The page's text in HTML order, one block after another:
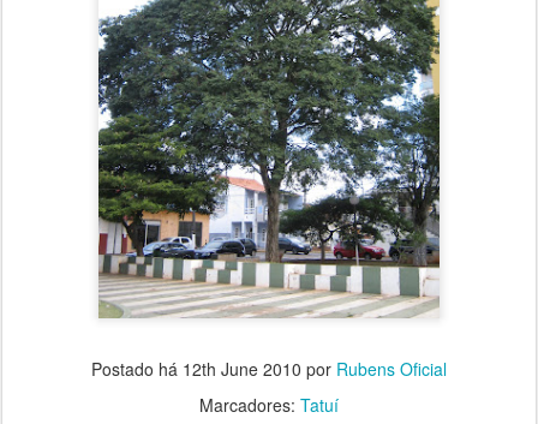
Postado há 12th June 2010 por Rubens Oficial
Marcadores: Tatuí